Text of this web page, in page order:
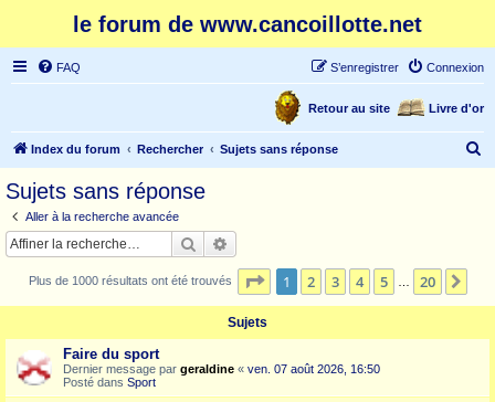
le forum de www.cancoillotte.net
FAQ Connexion
S’enregistrer
Livre d'or
Retour au site
Index du forum Rechercher Sujets sans réponse
c
Sujets sans réponse
Aller à la recherche avancée
Rechercher
Plus de 1000 résultats ont été trouvés Page 1sur20
1 2 3 4 5 20
Sujets
Faire du sport
Dernier message par geraldine « ven. 07 août 2026, 16:50
Posté dans Sport